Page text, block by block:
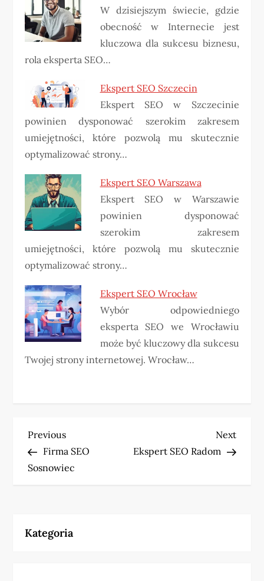
W dzisiejszym świecie, gdzie
obecność w Internecie jest
kluczowa dla sukcesu biznesu,
rola eksperta SEO…
Ekspert SEO Szczecin
Ekspert SEO w Szczecinie
powinien dysponować szerokim zakresem
umiejętności, które pozwolą mu skutecznie
optymalizować strony…
Ekspert SEO Warszawa
Ekspert SEO w Warszawie
powinien dysponować
szerokim zakresem
umiejętności, które pozwolą mu skutecznie
optymalizować strony…
Ekspert SEO Wrocław
Wybór odpowiedniego
eksperta SEO we Wrocławiu
może być kluczowy dla sukcesu
Twojej strony internetowej. Wrocław…
N
a
g
Previous
Post
Previous
Firma SEO
Sosnowiec
Next
Post
Next
Ekspert SEO Radom
Kategoria